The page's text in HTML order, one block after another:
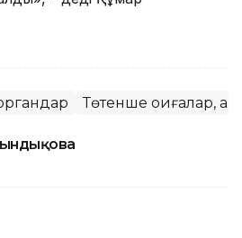
Төтенше оқиғалар,